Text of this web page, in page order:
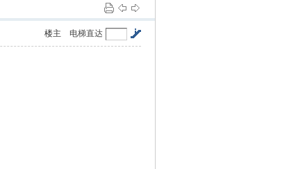
电梯直达
楼主